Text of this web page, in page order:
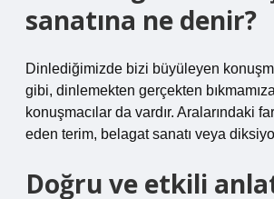
sanatına ne denir?
Dinlediğimizde bizi büyüleyen
gibi, dinlemekten gerçekten
konuşmacılar da vardır. Aralarındaki
eden terim, belagat sanatı veya
Doğru ve etkili